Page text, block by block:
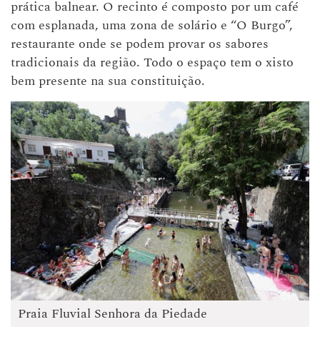
prática balnear. O recinto é composto por um café
com esplanada, uma zona de solário e “O Burgo”,
restaurante onde se podem provar os sabores
tradicionais da região. Todo o espaço tem o xisto
bem presente na sua constituição.
Praia Fluvial Senhora da Piedade